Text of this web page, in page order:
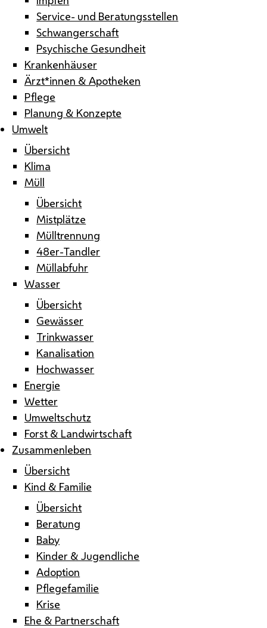
Service- und Beratungsstellen
Schwangerschaft
Psychische Gesundheit
Krankenhäuser
Ärzt*innen & Apotheken
Pflege
Planung & Konzepte
Umwelt
Übersicht
Klima
Müll
Übersicht
Mistplätze
Mülltrennung
48er-Tandler
Müllabfuhr
Wasser
Übersicht
Gewässer
Trinkwasser
Kanalisation
Hochwasser
Energie
Wetter
Umweltschutz
Forst & Landwirtschaft
Zusammenleben
Übersicht
Kind & Familie
Übersicht
Beratung
Baby
Kinder & Jugendliche
Adoption
Pflegefamilie
Krise
Ehe & Partnerschaft